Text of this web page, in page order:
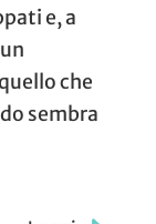
e, a
che
sembra